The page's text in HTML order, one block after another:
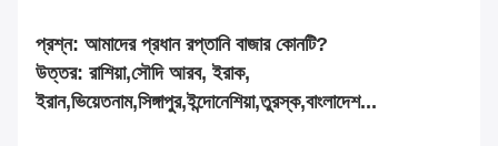
প্রশ্ন: আমাদের প্রধান রপ্তানি বাজার কোনটি?
উত্তর: রাশিয়া,সৌদি আরব, ইরাক,
ইরান,ভিয়েতনাম,সিঙ্গাপুর,ইন্দোনেশিয়া,তুরস্ক,বাংলাদেশ...